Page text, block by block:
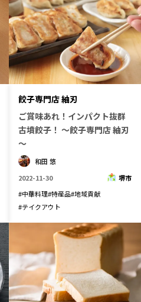
餃子専門店 紬刃
ご賞味あれ！インパクト抜群
古墳餃子！ ～餃子専門店 紬刃
～
和田 悠
2022-11-30
堺市
#中華料理#特産品#地域貢献
#テイクアウト